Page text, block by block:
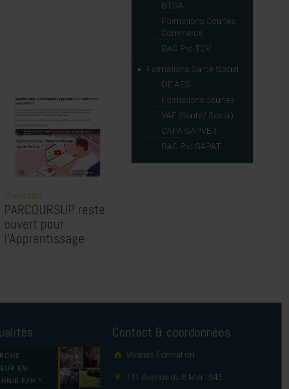
17 juillet 2026
PARCOURSUP reste
ouvert pour
l’Apprentissage
BTSA
Formations Courtes
Commerce
BAC Pro TCV
Formations Santé-Social
DE AES
Formations courtes
VAE (Santé/ Social)
CAPA SAPVER
BAC Pro SAPAT
EN
F/H *
Contact & coordonnées
Vivarais Formation
111 Avenue du 8 Mai 1945